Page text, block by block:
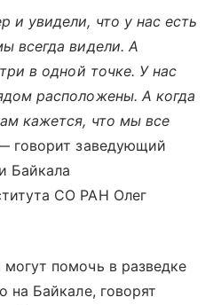
и увидели, что у нас есть
всегда видели. А
в одной точке. У нас
расположены. А когда
кажется, что мы все
говорит заведующий
Байкала
СО РАН Олег
помочь в разведке
на Байкале, говорят